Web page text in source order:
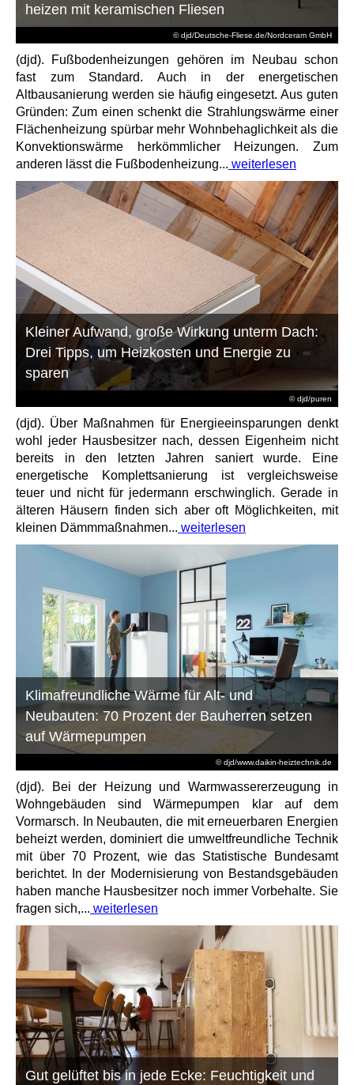
© djd/Deutsche-Fliese.de/Nordceram GmbH
heizen mit keramischen Fliesen
(djd). Fußbodenheizungen gehören im Neubau schon
fast zum Standard. Auch in der energetischen
Altbausanierung werden sie häufig eingesetzt. Aus guten
Gründen: Zum einen schenkt die Strahlungswärme einer
Flächenheizung spürbar mehr Wohnbehaglichkeit als die
Konvektionswärme herkömmlicher Heizungen. Zum
anderen lässt die Fußbodenheizung... weiterlesen
© djd/puren
Kleiner Aufwand, große Wirkung unterm Dach:
Drei Tipps, um Heizkosten und Energie zu
sparen
(djd). Über Maßnahmen für Energieeinsparungen denkt
wohl jeder Hausbesitzer nach, dessen Eigenheim nicht
bereits in den letzten Jahren saniert wurde. Eine
energetische Komplettsanierung ist vergleichsweise
teuer und nicht für jedermann erschwinglich. Gerade in
älteren Häusern finden sich aber oft Möglichkeiten, mit
kleinen Dämmmaßnahmen... weiterlesen
© djd/www.daikin-heiztechnik.de
Klimafreundliche Wärme für Alt- und
Neubauten: 70 Prozent der Bauherren setzen
auf Wärmepumpen
(djd). Bei der Heizung und Warmwassererzeugung in
Wohngebäuden sind Wärmepumpen klar auf dem
Vormarsch. In Neubauten, die mit erneuerbaren Energien
beheizt werden, dominiert die umweltfreundliche Technik
mit über 70 Prozent, wie das Statistische Bundesamt
berichtet. In der Modernisierung von Bestandsgebäuden
haben manche Hausbesitzer noch immer Vorbehalte. Sie
fragen sich,... weiterlesen
Gut gelüftet bis in jede Ecke: Feuchtigkeit und